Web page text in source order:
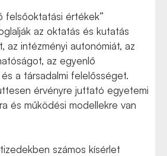
felsőoktatási értékek”
az oktatás és kutatás
az intézményi autonómiát, az
az egyenlő
a társadalmi felelősséget.
érvényre juttató egyetemi
és működési modellekre van
számos kísérlet